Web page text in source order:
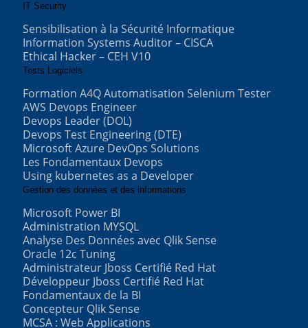
IT Security
Sensibilisation à la Sécurité Informatique
Information Systems Auditor – CISCA
Ethical Hacker – CEH V10
Tests Logiciels
Formation A4Q Automatisation Selenium Tester
AWS Devops Engineer
Devops Leader (DOL)
Devops Test Engineering (DTE)
Microsoft Azure DevOps Solutions
Les Fondamentaux Devops
Using kubernetes as a Developer
Gestion des données et des informations
Microsoft Power BI
Administration MYSQL
Analyse Des Données avec Qlik Sense
Oracle 12c Tuning
Administrateur Jboss Certifié Red Hat
Développeur Jboss Certifié Red Hat
Fondamentaux de la BI
Concepteur Qlik Sense
MCSA : Web Applications